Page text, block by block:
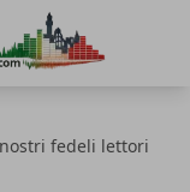
fedeli lettori